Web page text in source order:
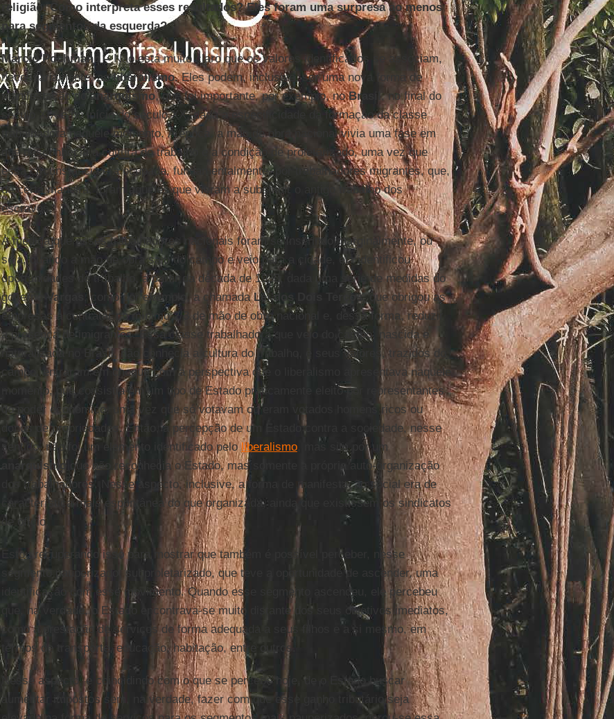
religião. Como interpreta esses resultados? Eles foram uma surpresa ao menos
para segmentos da esquerda?
Marcio Pochmann –Não está muito claro que os valores identificados se associam,
necessariamente, aoliberalismo. Eles podem, inclusive, ser uma nova forma de
manifestação doanarquismo, que foi importante, por exemplo, noBrasil , no final do
século XIX e no início do século XX, dada a especificidade da formação da classe
trabalhadora naquele momento. À época, a mão de obra nacional vivia uma fase em
que desconhecia a cultura do trabalho e a condição de proletarizado, uma vez que
essa circunstância era ocupada, fundamentalmente, por trabalhadores migrantes, que,
de certa maneira, foram aqueles que vieram a substituir o antigo trabalho dos
escravos.
À medida que esses trabalhadores nacionais foram se inserindo marginalmente, ou
seja, quando a mão de obra saiu do campo e veio para a cidade, ela identificou
oportunidades de trabalho, a partir da década de 1930, dada uma série de medidas do
governo
Vargas , como por exemplo, a chamadaLei dos Dois Terços, que obrigou as
empresas a contratar no mínimo 2/3 de mão de obra nacional e, dessa forma, reduzir
a presença de imigrantes. Essa classe trabalhadora que veio do campo, nascida e
naturalizada no Brasil, não conhecia a cultura do trabalho, e seus valores, trazidos do
campo, entraram em choque com a perspectiva que o liberalismo apresentava naquele
momento, que consistia em um tipo de Estado praticamente eleito por representantes
do poder econômico, uma vez que só votavam ou eram votados homens ricos ou
donos de propriedades. Então, a percepção de um Estado contra a sociedade, nesse
sentido, não foi um elemento identificado peloliberalismo, mas sim por um
anarquismoque não reconhecia o Estado, mas somente a própria auto-organização
dos trabalhadores. Nesse aspecto, inclusive, a forma de manifestação social era de
característica mais espontânea do que organizada, ainda que existissem os sindicatos
de ofício.
Estou recuperando isso para mostrar que também é possível perceber, nesse
segmento pauperizado, subproletarizado, que teve a oportunidade de ascender, uma
identificação com esse movimento. Quando esse segmento ascendeu, ele percebeu
que, na verdade, o Estado encontrava-se muito distante dos seus objetivos imediatos,
como a prestação de serviços de forma adequada a seus filhos e a si mesmo, em
termos de transporte, educação, habitação, entre outros.
Nesse aspecto, e coincidindo com o que se percebe hoje, de o Estado buscar
aumentar impostos sem, na verdade, fazer com que esse ganho tributário seja